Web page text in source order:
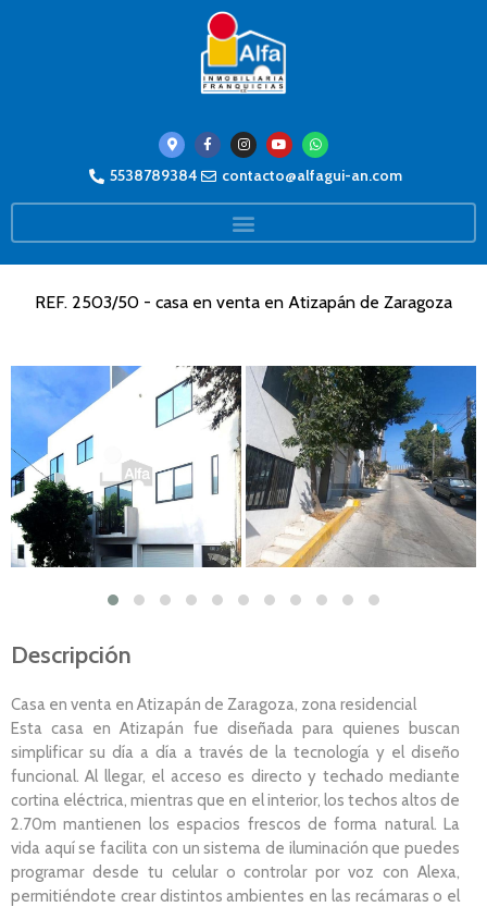
5538789384 contacto@alfagui-an.com
REF. 2503/50 - casa en venta en Atizapán de Zaragoza
Descripción
Casa en venta en Atizapán de Zaragoza, zona residencial
Esta casa en Atizapán fue diseñada para quienes buscan
simplificar su día a día a través de la tecnología y el diseño
funcional. Al llegar, el acceso es directo y techado mediante
cortina eléctrica, mientras que en el interior, los techos altos de
2.70m mantienen los espacios frescos de forma natural. La
vida aquí se facilita con un sistema de iluminación que puedes
programar desde tu celular o controlar por voz con Alexa,
permitiéndote crear distintos ambientes en las recámaras o el